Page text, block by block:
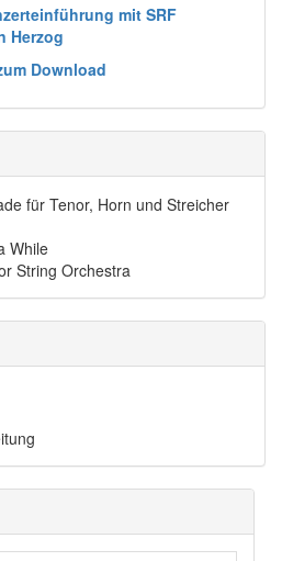
mit SRF
Herzog
Download
für Tenor, Horn und Streicher
While
String Orchestra